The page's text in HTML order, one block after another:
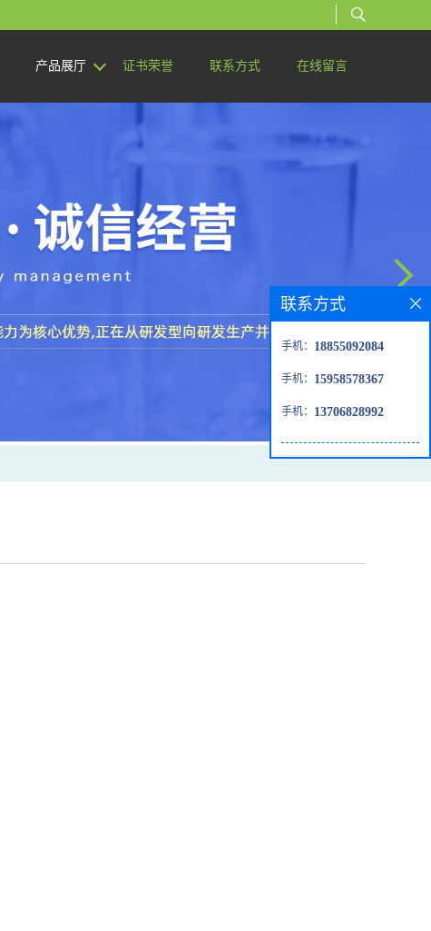
产品展厅 证书荣誉 联系方式 在线留言
联系方式
手机： 18855092084
手机： 15958578367
手机： 13706828992